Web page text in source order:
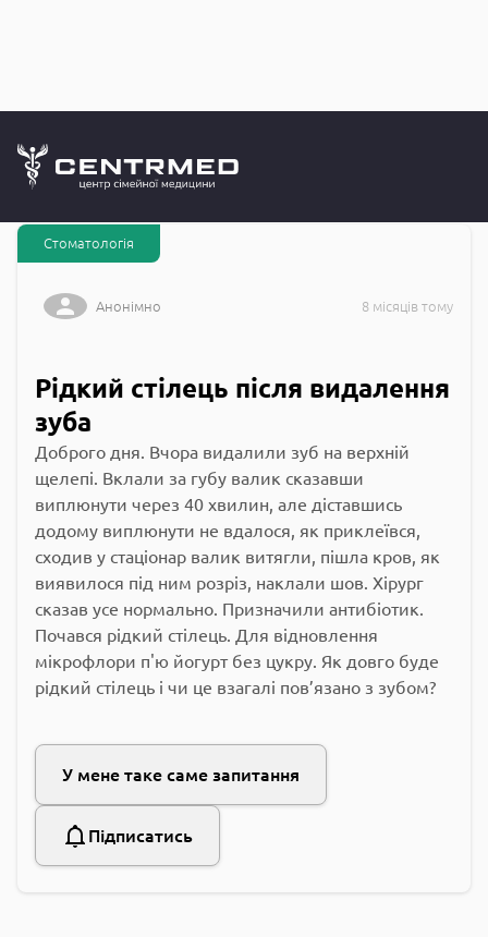
CENTRMED: Задай питання лікарю онлайн
Стоматологія
Анонімно 8 місяців тому
Рідкий стілець після видалення
зуба
Доброго дня. Вчора видалили зуб на верхній
щелепі. Вклали за губу валик сказавши
виплюнути через 40 хвилин, але діставшись
додому виплюнути не вдалося, як приклеївся,
сходив у стаціонар валик витягли, пішла кров, як
виявилося під ним розріз, наклали шов. Хірург
сказав усе нормально. Призначили антибіотик.
Почався рідкий стілець. Для відновлення
мікрофлори п'ю йогурт без цукру. Як довго буде
рідкий стілець і чи це взагалі пов’язано з зубом?
У мене таке саме запитання
Підписатись